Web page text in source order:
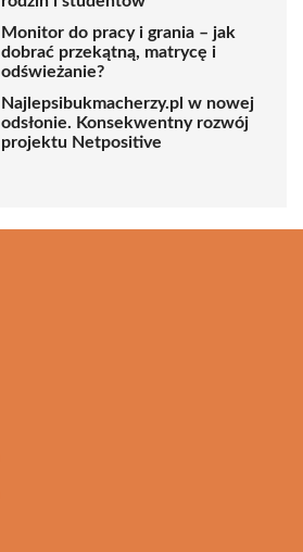
Monitor do pracy i grania – jak
dobrać przekątną, matrycę i
odświeżanie?
Najlepsibukmacherzy.pl w nowej
odsłonie. Konsekwentny rozwój
projektu Netpositive